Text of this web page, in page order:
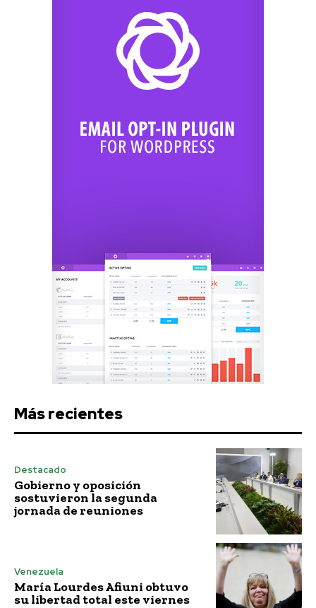
Más recientes
Destacado
Gobierno y oposición
sostuvieron la segunda
jornada de reuniones
Venezuela
María Lourdes Afiuni obtuvo
su libertad total este viernes